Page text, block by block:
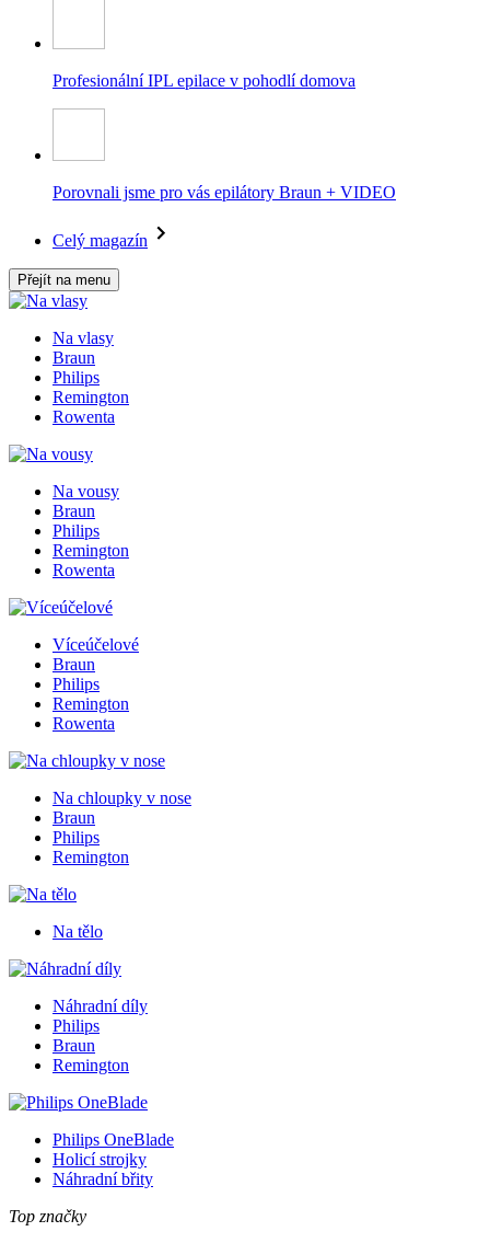
Profesionální IPL epilace v pohodlí domova
Porovnali jsme pro vás epilátory Braun + VIDEO
Celý magazín
Přejít na menu
Na vlasy
Braun
Philips
Remington
Rowenta
Na vousy
Braun
Philips
Remington
Rowenta
Víceúčelové
Braun
Philips
Remington
Rowenta
Na chloupky v nose
Braun
Philips
Remington
Na tělo
Náhradní díly
Philips
Braun
Remington
Philips OneBlade
Holicí strojky
Náhradní břity
Top značky